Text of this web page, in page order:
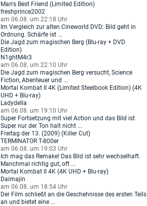
Man's Best Friend (Limited Edition)
freshprince2002
am 06.08. um 22:18 Uhr
Im Vergleich zur alten Cineworld DVD: Bild geht in
Ordnung. Schärfe ist ...
Die Jagd zum magischen Berg (Blu-ray + DVD
Edition)
N1ghtM4r3
am 06.08. um 22:10 Uhr
Die Jagd zum magischen Berg versucht, Science
Fiction, Abenteuer und ...
Mortal Kombat II 4K (Limited Steelbook Edition) (4K
UHD + Blu-ray)
Ladydella
am 06.08. um 19:10 Uhr
Super Fortsetzung mit viel Action und das Bild ist
Super nur der Ton halt nicht ...
Freitag der 13. (2009) (Killer Cut)
TERMINATOR T-800er
am 06.08. um 19:03 Uhr
Ich mag das Remake! Das Bild ist sehr wechselhaft.
Manchmal richtig gut, oft ...
Mortal Kombat II 4K (4K UHD + Blu-ray)
Daimajin
am 06.08. um 18:54 Uhr
Der Film schließt an die Geschehnisse des ersten Teils
an und bietet eine ...